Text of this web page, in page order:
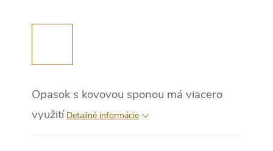
Opasok s kovovou sponou má viacero
využití Detailné informácie